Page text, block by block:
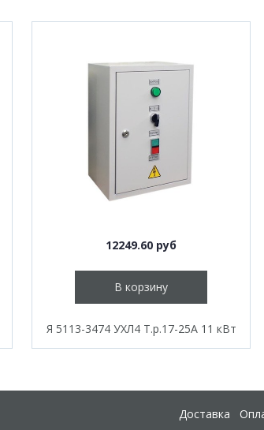
12249.60 руб
В корзину
Я 5113-3474 УХЛ4 Т.р.17-25А 11 кВт
Доставка